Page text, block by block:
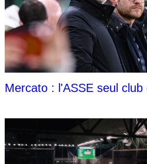
Mercato : l'ASSE seul club